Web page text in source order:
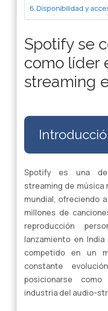
Disponibilidad y
Spotify se
como líder
streaming
Spotify es una
streaming de música
mundial, ofreciendo
millones de
reproducción
lanzamiento en
competido en un
constante
posicionarse
industria del audio-